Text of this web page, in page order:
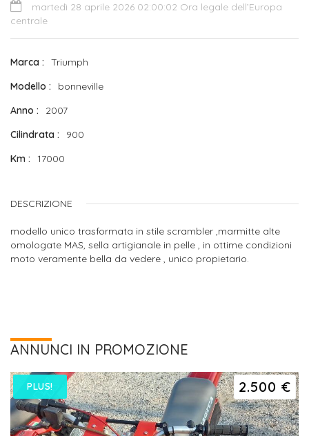
martedì 28 aprile 2026 02:00:02 Ora legale dell’Europa
centrale
Marca
Triumph
Modello
bonneville
Anno
2007
Cilindrata
900
Km
17000
DESCRIZIONE
modello unico trasformata in stile scrambler ,marmitte alte
omologate MAS, sella artigianale in pelle , in ottime condizioni
moto veramente bella da vedere , unico propietario.
ANNUNCI IN PROMOZIONE
2.500 €
PLUS!